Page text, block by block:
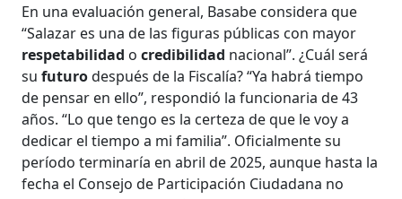
En una evaluación general, Basabe considera que
“Salazar es una de las figuras públicas con mayor
respetabilidad ocredibilidad nacional”. ¿Cuál será
sufuturodespués de la Fiscalía? “Ya habrá tiempo
de pensar en ello”, respondió la funcionaria de 43
años. “Lo que tengo es la certeza de que le voy a
dedicar el tiempo a mi familia”. Oficialmente su
período terminaría en abril de 2025, aunque hasta la
fecha el Consejo de Participación Ciudadana no